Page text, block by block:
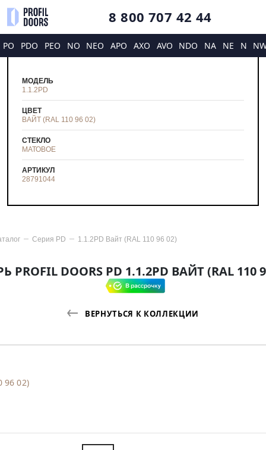
8 800 707 42 44
PO PDO PEO NO NEO APO AXO AVO NDO NA NE N
МОДЕЛЬ
1.1.2PD
ЦВЕТ
ВАЙТ (RAL 110 96 02)
СТЕКЛО
МАТОВОЕ
АРТИКУЛ
28791044
Серия PD 1.1.2PD Вайт (RAL 110 96 02)
PROFIL DOORS PD 1.1.2PD ВАЙТ (RAL 110
ВЕРНУТЬСЯ К КОЛЛЕКЦИИ
96 02)